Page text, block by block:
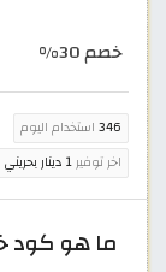
خصم 30%
346 استخدام اليوم
اخر توفير1 دينار بحريني
ما هو كود